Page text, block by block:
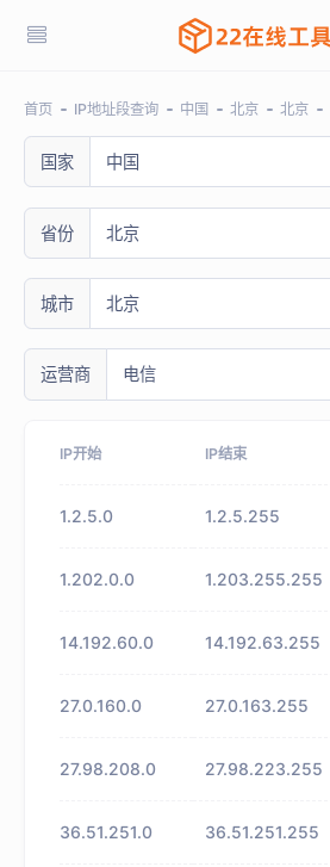
首页 IP地址段查询 中国 北京 北京
国家 中国
省份 北京
城市 北京
运营商 电信
IP开始 IP结束
1.2.5.0 1.2.5.255
1.202.0.0 1.203.255.255
14.192.60.0 14.192.63.255
27.0.160.0 27.0.163.255
27.98.208.0 27.98.223.255
36.51.251.0 36.51.251.255